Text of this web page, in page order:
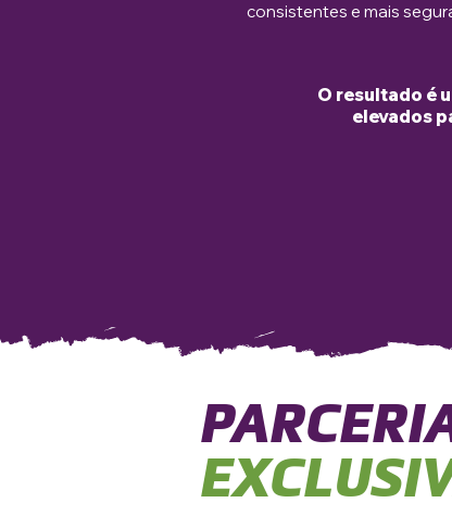
consistentes e mais
O resultado é
elevados